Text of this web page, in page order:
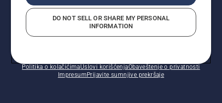
Politika o kolačićimaUslovi korišćenjaObaveštenje o privatnosti
ImpresumPrijavite sumnjive prekršaje
DO NOT SELL OR SHARE MY PERSONAL
INFORMATION